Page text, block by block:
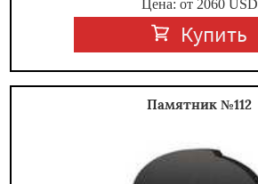
Цена: от 2060USD
Купить
Памятник №112